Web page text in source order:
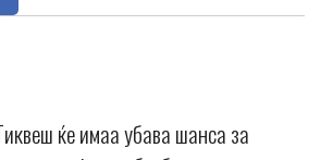
ќе имаа убава шанса за